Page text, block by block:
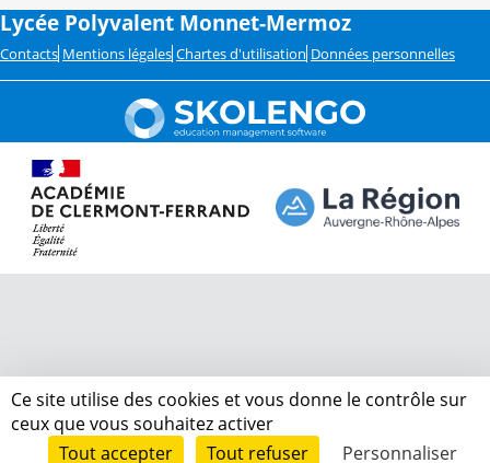
Lycée Polyvalent Monnet-Mermoz
Contacts Mentions légales Chartes d'utilisation Données personnelles
Ce site utilise des cookies et vous donne le contrôle sur
ceux que vous souhaitez activer
Tout accepter
Tout refuser Personnaliser